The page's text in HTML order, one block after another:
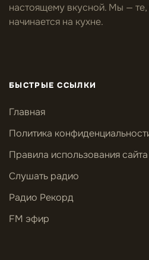
настоящему вкусной. Мы — те,
начинается на кухне.
БЫСТРЫЕ ССЫЛКИ
Главная
Политика
Правила использования сайта
Слушать радио
Радио Рекорд
FM эфир